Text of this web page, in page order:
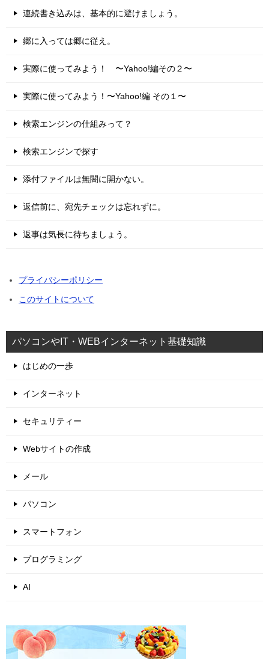
連続書き込みは、基本的に避けましょう。
郷に入っては郷に従え。
実際に使ってみよう！ 〜Yahoo!編その２〜
実際に使ってみよう！〜Yahoo!編 その１〜
検索エンジンの仕組みって？
検索エンジンで探す
添付ファイルは無闇に開かない。
返信前に、宛先チェックは忘れずに。
返事は気長に待ちましょう。
プライバシーポリシー
このサイトについて
パソコンやIT・WEBインターネット基礎知識
はじめの一歩
インターネット
セキュリティー
Webサイトの作成
メール
パソコン
スマートフォン
プログラミング
AI